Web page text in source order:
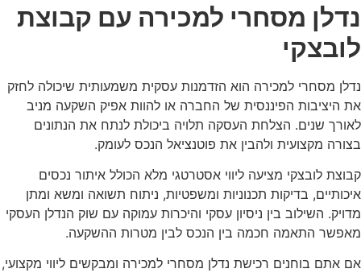
מסחרי למכירה עם קבוצת
מסחרי למכירה הוא הזדמנות עסקית משמעותית שיכולה לחזק
היציבות הפיננסית של החברה או להוות אפיק השקעה מניב
שנים. הצלחת העסקה תלויה ביכולת לנתח את הנתונים
מקצועית ולהבין את פוטנציאל הנכס לעומק.
לובצקי מציעה ליווי אסטרטגי מלא הכולל איתור נכסים
בדיקות תכנוניות ומשפטיות, ניתוח תשואה ומשא ומתן
השילוב בין ניסיון עסקי והיכרות עמוקה עם שוק הנדלן העסקי
התאמה חכמה בין הנכס לבין מטרות ההשקעה.
אתם בוחנים רכישת נדלן מסחרי למכירה ומבקשים ליווי מקצועי,